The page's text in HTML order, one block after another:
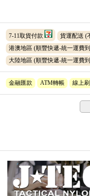
7-11取貨付款 貨運配送 (
港澳地區 (順豐快遞-統一運費
大陸地區 (順豐快遞-統一運費
金融匯款 ATM轉帳 線上